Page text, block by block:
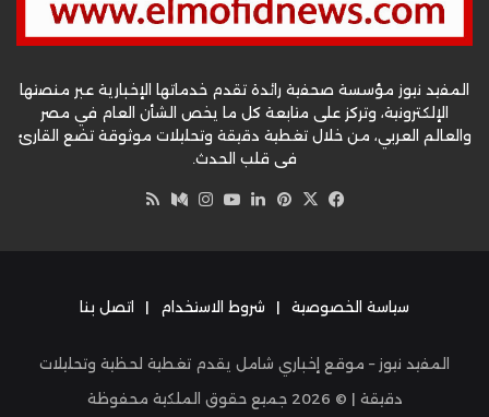
المفيد نيوز مؤسسة صحفية رائدة تقدم خدماتها الإخبارية عبر منصتها
الإلكترونية، وتركز على متابعة كل ما يخص الشأن العام في مصر
والعالم العربي، من خلال تغطية دقيقة وتحليلات موثوقة تضع القارئ
في قلب الحدث.
فيسبوك
‫X بينتيريست
لينكدإن‫YouTube
انستقرام
وسط
سياسة الخصوصية | شروط الاستخدام | اتصل بنا
المفيد نيوز – موقع إخباري شامل يقدم تغطية لحظية وتحليلات
دقيقة | © 2026 جميع حقوق الملكية محفوظة